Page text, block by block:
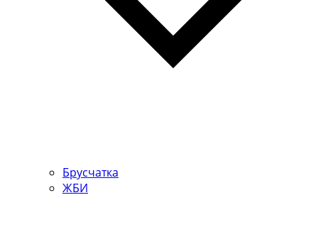
Брусчатка
ЖБИ